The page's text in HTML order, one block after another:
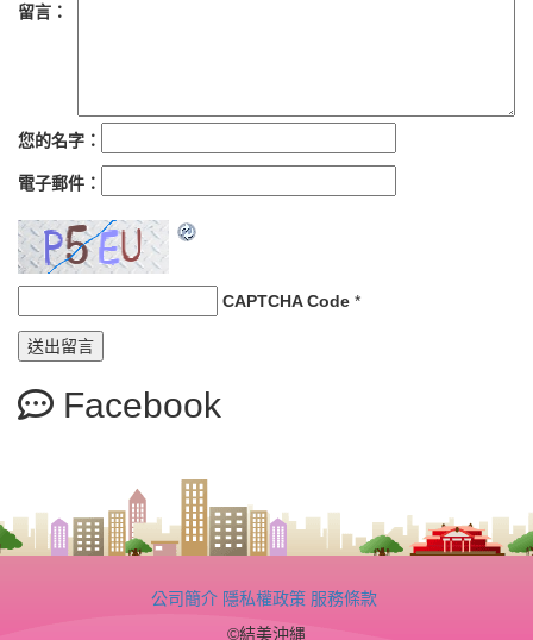
留言：
您的名字：
電子郵件：
CAPTCHA Code *
Facebook
公司簡介 隱私權政策 服務條款
©結美沖縄